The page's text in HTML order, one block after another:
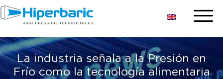
La industria señala a la Presión en
Frío como la tecnología alimentaria